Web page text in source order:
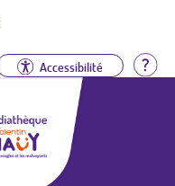
Accessibilité